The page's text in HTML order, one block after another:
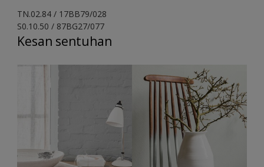
TN.02.84 / 17BB79/028
S0.10.50 / 87BG27/077
Kesan sentuhan